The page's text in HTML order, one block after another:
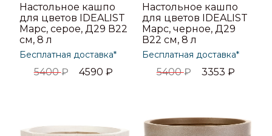
Настольное кашпо
для цветов IDEALIST
Марс, серое, Д29 В22
см, 8 л
Бесплатная доставка*
5400₽ 4590 ₽
Настольное кашпо
для цветов IDEALIST
Марс, черное, Д29
В22 см, 8 л
Бесплатная доставка*
5400₽ 3353 ₽